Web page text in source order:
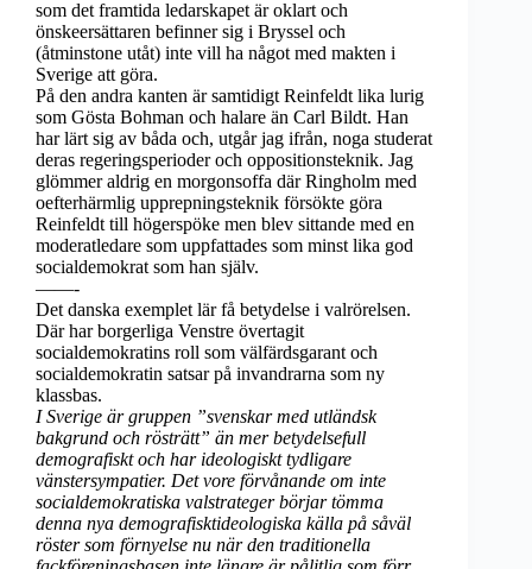
som det framtida ledarskapet är oklart och
önskeersättaren befinner sig i Bryssel och
(åtminstone utåt) inte vill ha något med makten i
Sverige att göra.
På den andra kanten är samtidigt Rein­feldt lika lurig
som Gösta Bohman och halare än Carl Bildt. Han
har lärt sig av båda och, utgår jag ifrån, noga studerat
deras regeringsperioder och oppositionsteknik. Jag
glömmer aldrig en morgonsoffa där Ringholm med
oefterhärmlig upprepningsteknik försökte göra
Reinfeldt till högerspöke men blev sittande med en
moderatledare som uppfattades som minst lika god
socialdemokrat som han själv.
——-
Det danska exemplet lär få betydelse i valrörelsen.
Där har borgerliga Venstre övertagit
socialdemokratins roll som välfärdsgarant och
socialdemokratin satsar på invandrarna som ny
klassbas.
I Sverige är gruppen ”svenskar med utländsk
bakgrund och rösträtt” än mer betydelsefull
demografiskt och har ideologiskt tydligare
vänstersympatier. Det vore förvånande om inte
socialdemokratiska valstrateger börjar tömma
denna nya demografisktideologiska källa på såväl
röster som förnyelse nu när den traditionella